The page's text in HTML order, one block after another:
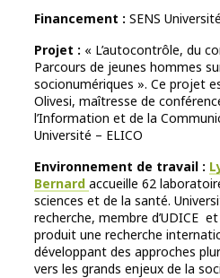
Financement : SENS
Projet : « L’autocontrôle, du
Parcours de jeunes hommes
socionumériques ». Ce projet
Olivesi, maîtresse de
l’Information et de la
Université – ELICO
Environnement de travail :
Bernard accueille 62
sciences et de la santé.
recherche, membre d’UDICE et
produit une recherche
développant des approches
vers les grands enjeux de la